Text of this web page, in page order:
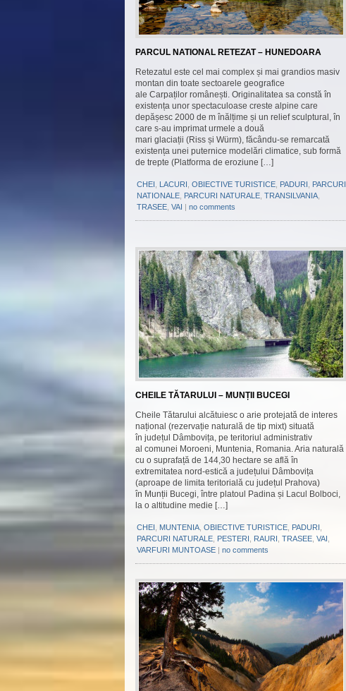
PARCUL NATIONAL RETEZAT – HUNEDOARA
Retezatul este cel mai complex și mai grandios masiv
montan din toate sectoarele geografice
ale Carpaților românești. Originalitatea sa constă în
existența unor spectaculoase creste alpine care
depășesc 2000 de m înălțime și un relief sculptural, în
care s-au imprimat urmele a două
mari glaciații (Riss și Würm), făcându-se remarcată
existența unei puternice modelări climatice, sub formă
de trepte (Platforma de eroziune […]
CHEI LACURI OBIECTIVE TURISTICE PADURI
PARCURI
NATIONALE PARCURI NATURALE TRANSILVANIA
TRASEE VAI | no comments
CHEILE TĂTARULUI – MUNȚII BUCEGI
Cheile Tătarului alcătuiesc o arie protejată de interes
național (rezervație naturală de tip mixt) situată
în județul Dâmbovița, pe teritoriul administrativ
al comunei Moroeni, Muntenia, Romania. Aria naturală
cu o suprafață de 144,30 hectare se află în
extremitatea nord-estică a județului Dâmbovița
(aproape de limita teritorială cu județul Prahova)
în Munții Bucegi, între platoul Padina și Lacul Bolboci,
la o altitudine medie […]
CHEI MUNTENIA OBIECTIVE TURISTICE PADURI
PARCURI NATURALE PESTERI RAURI TRASEE VAI
VARFURI MUNTOASE | no comments